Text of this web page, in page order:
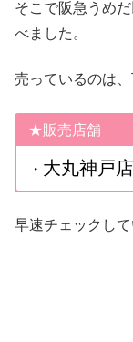
そこで阪急うめ
べました。
売っているのは
★販売店舗
・ 大丸神戸店
早速チェックして